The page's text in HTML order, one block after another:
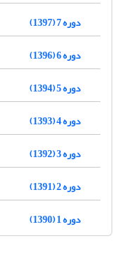
دوره 7 (1397)
دوره 6 (1396)
دوره 5 (1394)
دوره 4 (1393)
دوره 3 (1392)
دوره 2 (1391)
دوره 1 (1390)